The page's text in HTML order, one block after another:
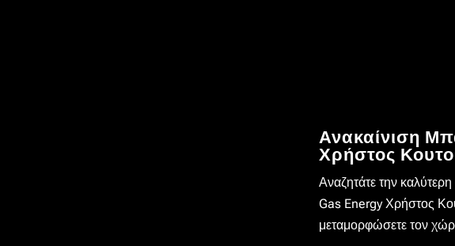
Ανακαίνιση
Χρήστος
Αναζητάτε την
Gas Energy Χρήστος
μεταμορφώσετε τον